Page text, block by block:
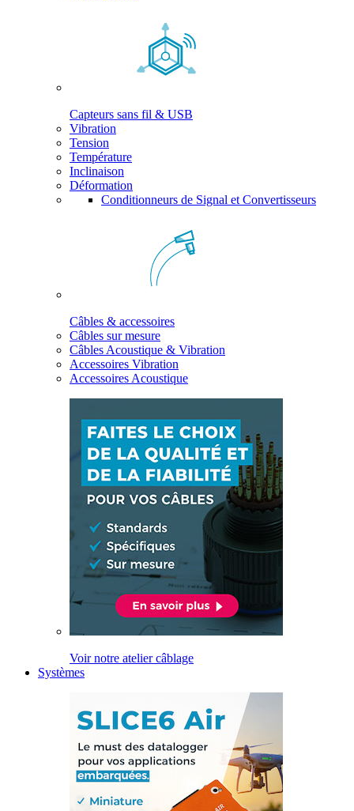
Capteurs sans fil & USB
Vibration
Tension
Température
Inclinaison
Déformation
Conditionneurs de Signal et Convertisseurs
Câbles & accessoires
Câbles sur mesure
Câbles Acoustique & Vibration
Accessoires Vibration
Accessoires Acoustique
Voir notre atelier câblage
Systèmes